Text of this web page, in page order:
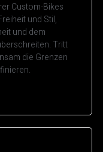
Custom-Bikes
und Stil,
und dem
Tritt
die Grenzen